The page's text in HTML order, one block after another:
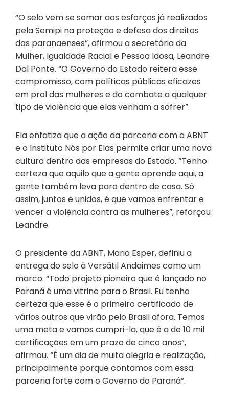
“O selo vem se somar aos esforços já realizados
pela Semipi na proteção e defesa dos direitos
das paranaenses”, afirmou a secretária da
Mulher, Igualdade Racial e Pessoa Idosa, Leandre
Dal Ponte. “O Governo do Estado reitera esse
compromisso, com políticas públicas eficazes
em prol das mulheres e do combate a qualquer
tipo de violência que elas venham a sofrer”.
Ela enfatiza que a ação da parceria com a ABNT
e o Instituto Nós por Elas permite criar uma nova
cultura dentro das empresas do Estado. “Tenho
certeza que aquilo que a gente aprende aqui, a
gente também leva para dentro de casa. Só
assim, juntos e unidos, é que vamos enfrentar e
vencer a violência contra as mulheres”, reforçou
Leandre.
O presidente da ABNT, Mario Esper, definiu a
entrega do selo à Versátil Andaimes como um
marco. “Todo projeto pioneiro que é lançado no
Paraná é uma vitrine para o Brasil. Eu tenho
certeza que esse é o primeiro certificado de
vários outros que virão pelo Brasil afora. Temos
uma meta e vamos cumpri-la, que é a de 10 mil
certificações em um prazo de cinco anos”,
afirmou. “É um dia de muita alegria e realização,
principalmente porque contamos com essa
parceria forte com o Governo do Paraná”.